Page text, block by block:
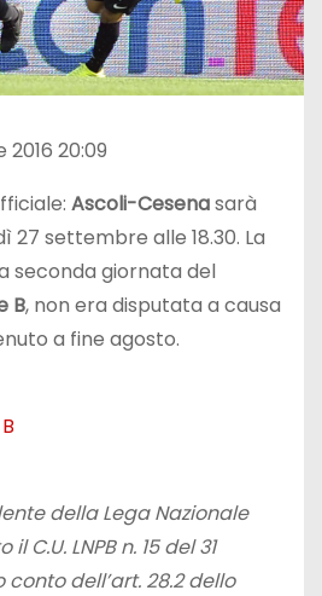
20:09
Ascoli-Cesenasarà
settembre alle 18.30. La
seconda giornata del
B, non era disputata a causa
a fine agosto.
della Lega Nazionale
C.U. LNPB n. 15 del 31
conto dell’art. 28.2 dello